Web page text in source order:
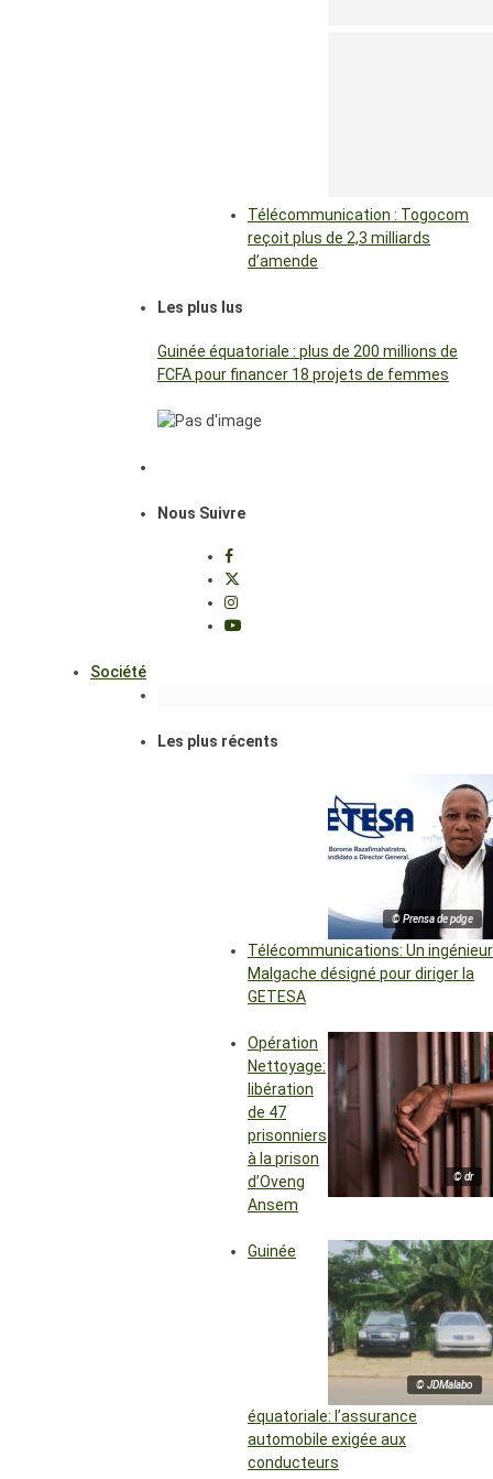
Télécommunication : Togocom
reçoit plus de 2,3 milliards
d’amende
Les plus lus
Guinée équatoriale : plus de 200 millions de
FCFA pour financer 18 projets de femmes
Nous Suivre
Société
Les plus récents
© Prensa de pdge
Télécommunications: Un ingénieur
Malgache désigné pour diriger la
GETESA
© dr
Opération
Nettoyage:
libération
de 47
prisonniers
à la prison
d’Oveng
Ansem
© JDMalabo
Guinée
équatoriale: l’assurance
automobile exigée aux
conducteurs